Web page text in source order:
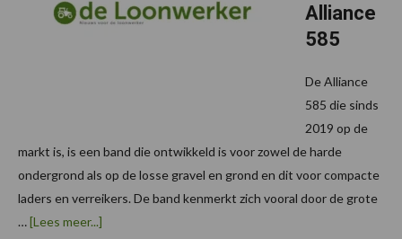
Alliance
585
De Alliance
585 die sinds
2019 op de
markt is, is een band die ontwikkeld is voor zowel de harde
ondergrond als op de losse gravel en grond en dit voor compacte
laders en verreikers. De band kenmerkt zich vooral door de grote
…[Lees meer...]